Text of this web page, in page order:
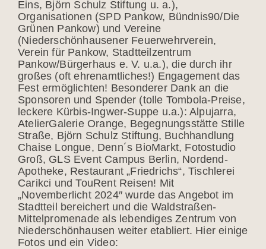
Eins, Björn Schulz Stiftung u. a.),
Organisationen (SPD Pankow, Bündnis90/Die
Grünen Pankow) und Vereine
(Niederschönhausener Feuerwehrverein,
Verein für Pankow, Stadtteilzentrum
Pankow/Bürgerhaus e. V. u.a.), die durch ihr
großes (oft ehrenamtliches!) Engagement das
Fest ermöglichten! Besonderer Dank an die
Sponsoren und Spender (tolle Tombola-Preise,
leckere Kürbis-Ingwer-Suppe u.a.): Alpujarra,
AtelierGalerie Orange, Begegnungsstätte Stille
Straße, Björn Schulz Stiftung, Buchhandlung
Chaise Longue, Denn´s BioMarkt, Fotostudio
Groß, GLS Event Campus Berlin, Nordend-
Apotheke, Restaurant „Friedrichs“, Tischlerei
Carikci und TouRent Reisen! Mit
„Novemberlicht 2024″ wurde das Angebot im
Stadtteil bereichert und die Waldstraßen-
Mittelpromenade als lebendiges Zentrum von
Niederschönhausen weiter etabliert. Hier einige
Fotos und ein Video: